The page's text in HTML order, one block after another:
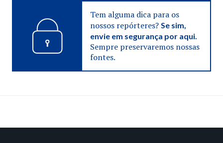
Tem alguma dica para os
nossos repórteres? Se sim,
envie em segurança por aqui.
Sempre preservaremos nossas
fontes.